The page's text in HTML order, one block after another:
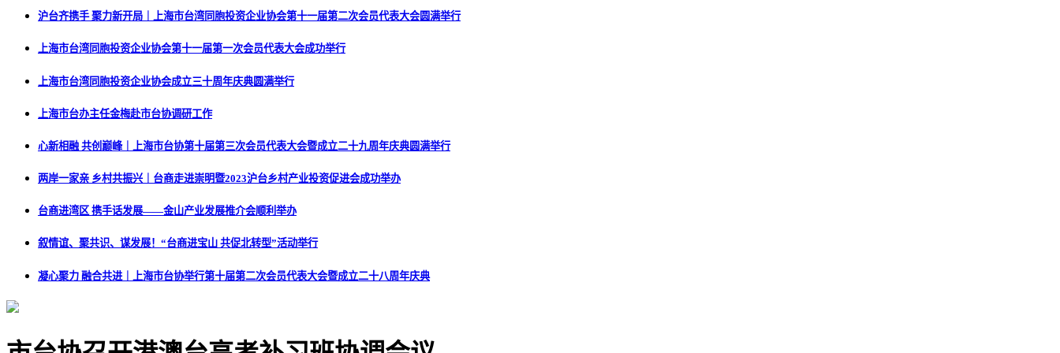
沪台齐携手 聚力新开局｜上海市台湾同胞投资企业协会第十一届第二次会员代表大会圆满举行
上海市台湾同胞投资企业协会第十一届第一次会员代表大会成功举行
上海市台湾同胞投资企业协会成立三十周年庆典圆满举行
上海市台办主任金梅赴市台协调研工作
心新相融 共创巅峰｜上海市台协第十届第三次会员代表大会暨成立二十九周年庆典圆满举行
两岸一家亲 乡村共振兴｜台商走进崇明暨2023沪台乡村产业投资促进会成功举办
台商进湾区 携手话发展——金山产业发展推介会顺利举办
叙情谊、聚共识、谋发展！“台商进宝山 共促北转型”活动举行
凝心聚力 融合共进｜上海市台协举行第十届第二次会员代表大会暨成立二十八周年庆典